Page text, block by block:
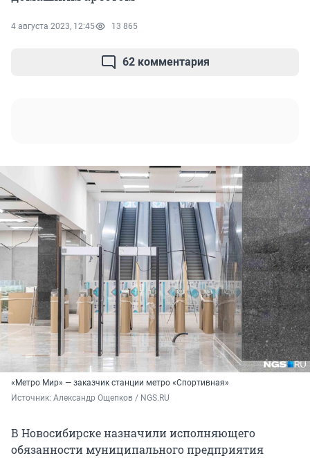
4 августа 2023, 12:45 13 865
62 комментария
«Метро Мир» — заказчик станции метро «Спортивная»
Источник: Александр Ощепков / NGS.RU
В Новосибирске назначили исполняющего
обязанности муниципального предприятия